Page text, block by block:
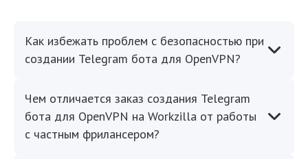
Как избежать проблем с безопасностью при
создании Telegram бота для OpenVPN?
Чем отличается заказ создания Telegram
бота для OpenVPN на Workzilla от работы
с частным фрилансером?